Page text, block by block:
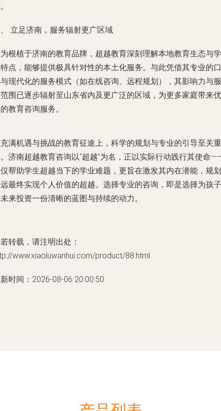
立足济南，服务辐射更广区域
根植于济南的教育品牌，超越教育深刻理解本地教育生态与学
点，能够提供极具针对性的本土化服务。与此凭借其专业的口
现代化的服务模式（如在线咨询、远程规划），其影响力与服
围已逐步辐射至山东省内及更广泛的区域，为更多家庭带来优
教育咨询服务。
满机遇与挑战的教育征途上，科学的规划与专业的引导至关重
济南超越教育咨询以“超越”为名，正以实际行动践行其使命
帮助学生超越当下的学业难题，更旨在激发其内在潜能，规划
最终实现个人价值的超越。选择专业的咨询，即是选择为孩子
来投资一份清晰的蓝图与持续的动力。
转载，请注明出处：
www.xiaoluwanhui.com/product/88.html
时间：2026-08-06 20:00:50